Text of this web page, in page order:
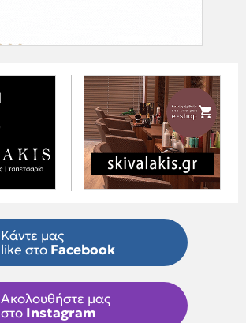
Κάντε μας
like στο Facebook
Ακολουθήστε μας
στο Instagram